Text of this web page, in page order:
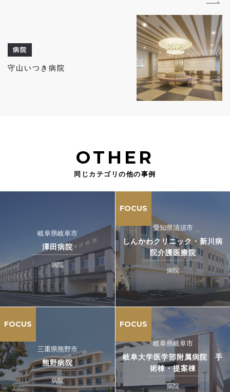
病院
守山いつき病院
OTHER
同じカテゴリの他の事例
岐阜県岐阜市
澤田病院
病院
FOCUS
愛知県清須市
しんかわクリニック・新川病
院介護医療院
病院
FOCUS
三重県熊野市
熊野病院
病院
FOCUS
岐阜県岐阜市
岐阜大学医学部附属病院 手
術棟・提案棟
病院